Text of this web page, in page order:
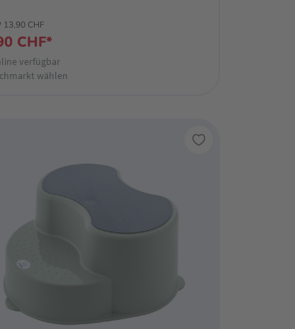
13,90 CHF
CHF*
verfügbar
wählen